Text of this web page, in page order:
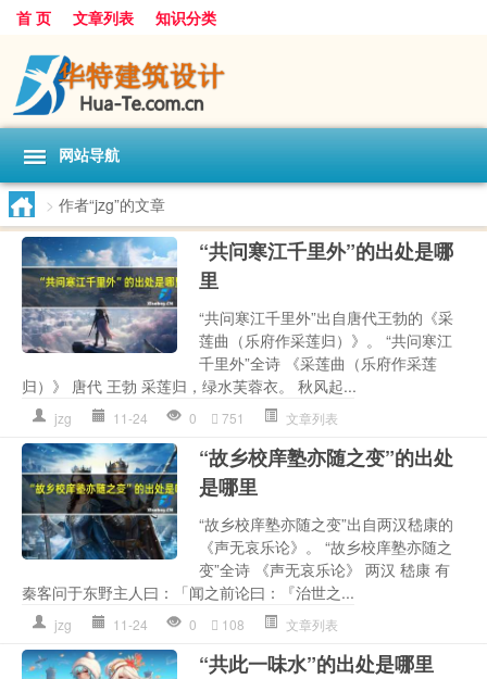
首 页 文章列表 知识分类
网站导航
> 作者“jzg”的文章
“共问寒江千里外”的出处是哪
里
“共问寒江千里外”出自唐代王勃的《采
莲曲（乐府作采莲归）》。 “共问寒江
千里外”全诗 《采莲曲（乐府作采莲
归）》 唐代 王勃 采莲归，绿水芙蓉衣。 秋风起...
jzg 11-24 0 751 文章列表
“故乡校庠塾亦随之变”的出处
是哪里
“故乡校庠塾亦随之变”出自两汉嵇康的
《声无哀乐论》。 “故乡校庠塾亦随之
变”全诗 《声无哀乐论》 两汉 嵇康 有
秦客问于东野主人曰：「闻之前论曰：『治世之...
jzg 11-24 0 108 文章列表
“共此一味水”的出处是哪里